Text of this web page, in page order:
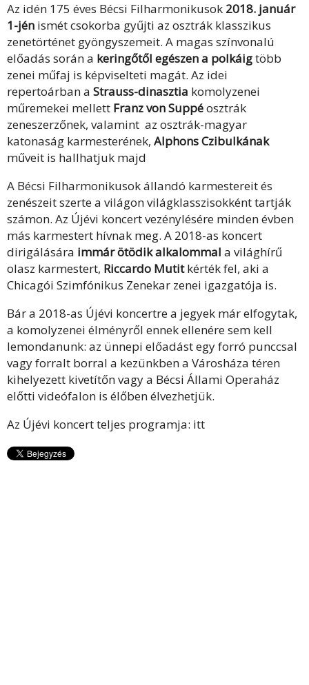
Az idén 175 éves Bécsi Filharmonikusok 2018. január
1-jén ismét csokorba gyűjti az osztrák klasszikus
zenetörténet gyöngyszemeit. A magas színvonalú
előadás során a keringőtől egészen a polkáigtöbb
zenei műfaj is képviselteti magát. Az idei
repertoárban a Strauss-dinasztia komolyzenei
műremekei mellett Franz von Suppéosztrák
zeneszerzőnek, valamint az osztrák-magyar
katonaság karmesterének, Alphons Czibulkának
műveit is hallhatjuk majd
A Bécsi Filharmonikusok állandó karmestereit és
zenészeit szerte a világon világklasszisokként tartják
számon. Az Újévi koncert vezénylésére minden évben
más karmestert hívnak meg. A 2018-as koncert
dirigálására immár ötödik alkalommal a világhírű
olasz karmestert, Riccardo Mutitkérték fel, aki a
Chicagói Szimfónikus Zenekar zenei igazgatója is.
Bár a 2018-as Újévi koncertre a jegyek már elfogytak,
a komolyzenei élményről ennek ellenére sem kell
lemondanunk: az ünnepi előadást egy forró punccsal
vagy forralt borral a kezünkben a Városháza téren
kihelyezett kivetítőn vagy a Bécsi Állami Operaház
előtti videófalon is élőben élvezhetjük.
Az Újévi koncert teljes programja: itt